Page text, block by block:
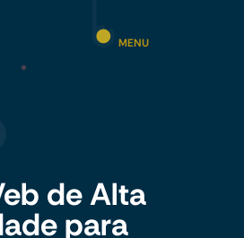
MENU
de Alta
para